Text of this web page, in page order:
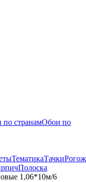
по странамОбои по
ТематикаТачки
Полоска
1,06*10м/6